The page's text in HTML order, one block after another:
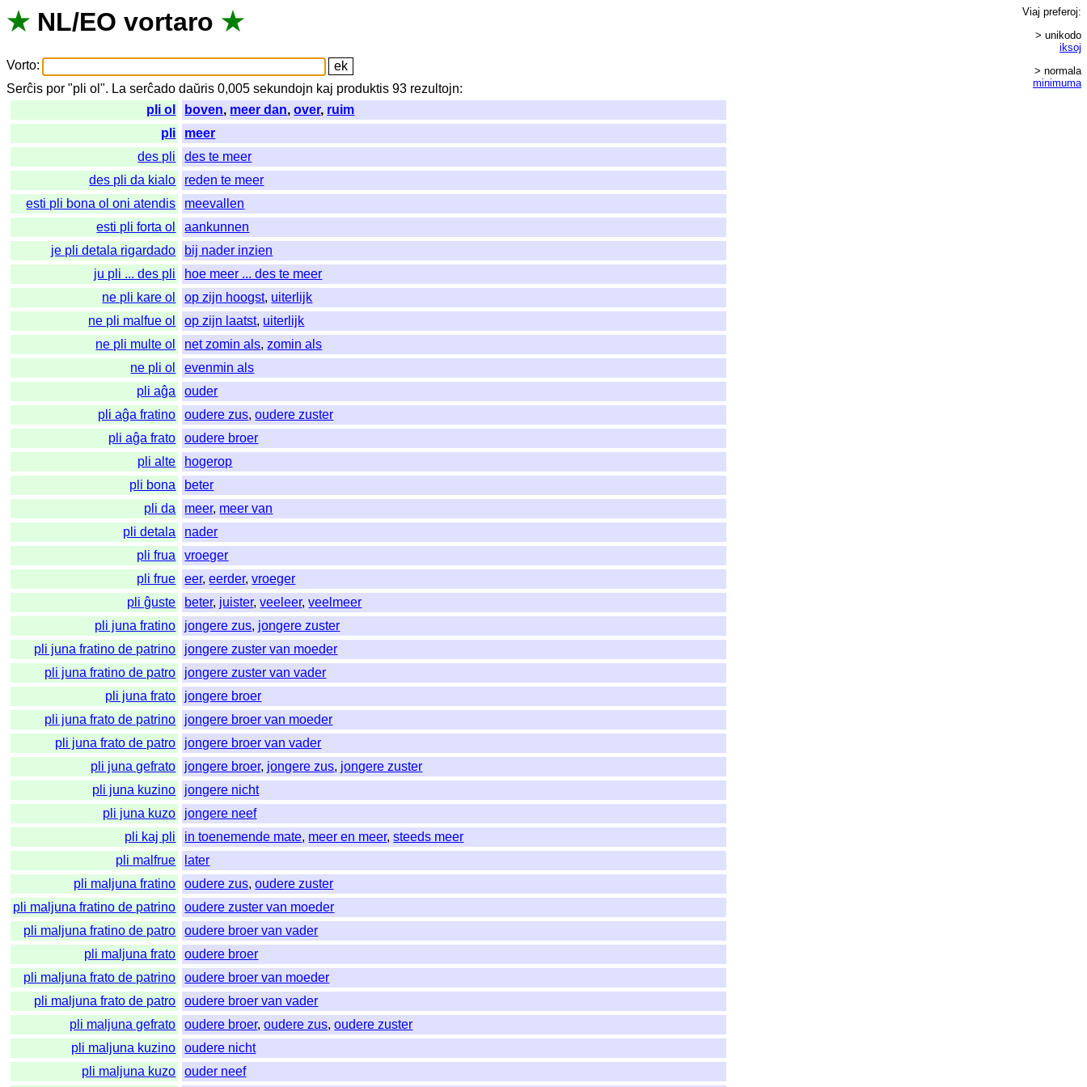
★ NL/EO vortaro ★
Vorto:
Serĉis por "pli ol". La serĉado daŭris 0,005sekundojn kaj produktis 93 rezultojn:
pli ol
boven, meer dan,over, ruim
pli
meer
des pli
des te meer
des pli da kialo
reden te meer
esti pli bona ol oni atendis
meevallen
esti pli forta ol
aankunnen
je pli detala rigardado
bij nader inzien
ju pli ... des pli
hoe meer ... des te meer
ne pli kare ol
op zijn hoogst, uiterlijk
ne pli malfue ol
op zijn laatst, uiterlijk
ne pli multe ol
net zomin als,zomin als
ne pli ol
evenmin als
pli aĝa
ouder
pli aĝa fratino
oudere zus,oudere zuster
pli aĝa frato
oudere broer
pli alte
hogerop
pli bona
beter
pli da
meer, meer van
pli detala
nader
pli frua
vroeger
pli frue
eer,eerder,vroeger
pli ĝuste
beter, juister,veeleer,veelmeer
pli juna fratino
jongere zus, jongere zuster
pli juna fratino de patrino
jongere zuster van moeder
pli juna fratino de patro
jongere zuster van vader
pli juna frato
jongere broer
pli juna frato de patrino
jongere broer van moeder
pli juna frato de patro
jongere broer van vader
pli juna gefrato
jongere broer, jongere zus, jongere zuster
pli juna kuzino
jongere nicht
pli juna kuzo
jongere neef
pli kaj pli
in toenemende mate, meer en meer,steeds meer
pli malfrue
later
pli maljuna fratino
oudere zus,oudere zuster
pli maljuna fratino de patrino
oudere zuster van moeder
pli maljuna fratino de patro
oudere broer van vader
pli maljuna frato
oudere broer
pli maljuna frato de patrino
oudere broer van moeder
pli maljuna frato de patro
oudere broer van vader
pli maljuna gefrato
oudere broer,oudere zus,oudere zuster
pli maljuna kuzino
oudere nicht
pli maljuna kuzo
ouder neef
Viaj preferoj:
> unikodo
iksoj
> normala
minimuma